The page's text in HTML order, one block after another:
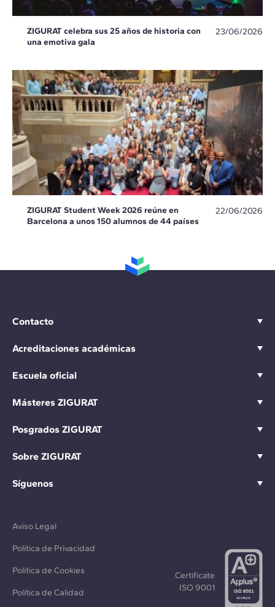
ZIGURAT celebra sus 25 años de historia con
una emotiva gala
23/06/2026
ZIGURAT Student Week 2026 reúne en
Barcelona a unos 150 alumnos de 44 países
22/06/2026
Contacto
Acreditaciones académicas
Escuela oficial
Másteres ZIGURAT
Posgrados ZIGURAT
Sobre ZIGURAT
Síguenos
Aviso Legal
Política de Privacidad
Política de Cookies
Política de Calidad
Certificate
ISO 9001